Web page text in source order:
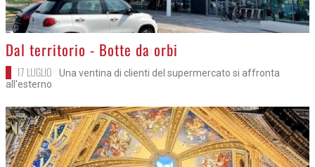
>
Dal territorio - Botte da orbi
17 LUGLIO
Una ventina di clienti del supermercato si affronta
all'esterno